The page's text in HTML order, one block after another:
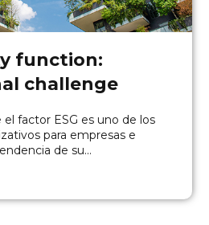
function:
challenge
factor ESG es uno de los
para empresas e
de su...